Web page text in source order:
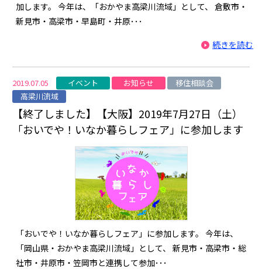
加します。 今年は、「おかやま高梁川流域」として、 倉敷市・
新見市・高梁市・早島町・井原･･･
続きを読む
2019.07.05 イベント お知らせ
移住相談会
高梁川流域
【終了しました】【大阪】2019年7月27日（土）
「おいでや！いなか暮らしフェア」に参加します
「おいでや！いなか暮らしフェア」に参加します。 今年は、
「岡山県・おかやま高梁川流域」として、 新見市・高梁市・総
社市・井原市・笠岡市と連携して参加･･･